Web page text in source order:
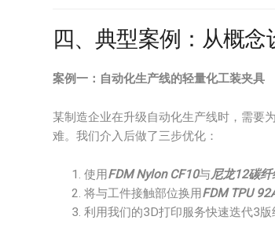
四、典型案例：从概
案例一：自动化生产线的轻量化工装夹具
某制造企业在升级自动化生产线时，需要
难。我们介入后做了三步优化：
使用FDM Nylon CF10与尼龙12碳纤
将与工件接触部位换用FDM TPU
利用我们的3D打印服务快速迭代3版